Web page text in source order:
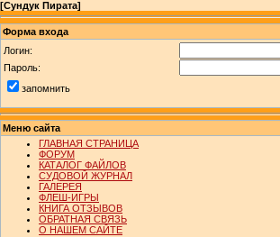
[Сундук Пирата]
Форма входа
Логин:
Пароль:
запомнить
Меню сайта
ГЛАВНАЯ СТРАНИЦА
ФОРУМ
КАТАЛОГ ФАЙЛОВ
СУДОВОЙ ЖУРНАЛ
ГАЛЕРЕЯ
ФЛЕШ-ИГРЫ
КНИГА ОТЗЫВОВ
ОБРАТНАЯ СВЯЗЬ
О НАШЕМ САЙТЕ